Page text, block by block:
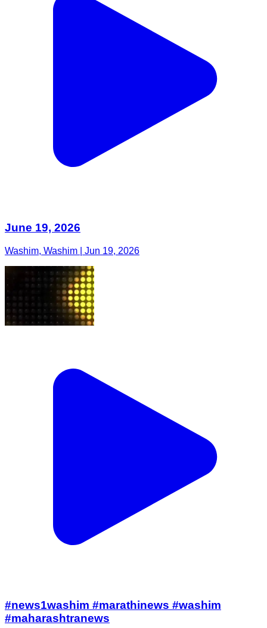
June 19, 2026
#news1washim #marathinews #washim
#maharashtranews